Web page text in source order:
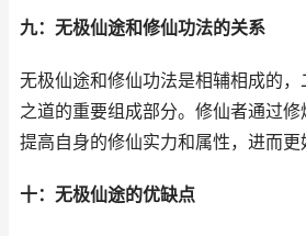
九：无极仙途和修仙功法的关系
无极仙途和修仙功法是相辅相成的
之道的重要组成部分。修仙者通过
提高自身的修仙实力和属性，进而更
十：无极仙途的优缺点